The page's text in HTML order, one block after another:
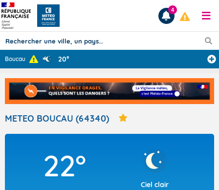
Prévisions
TOUS LES RÉSULTATS
Articles
4
Boucau 20°
METEO BOUCAU (64340)
22°
Ciel clair